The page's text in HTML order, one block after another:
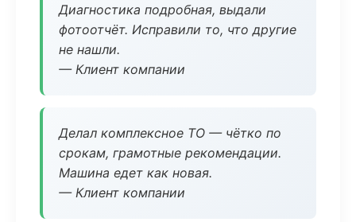
Диагностика подробная, выдали
фотоотчёт. Исправили то, что другие
не нашли.
— Клиент компании
Делал комплексное ТО — чётко по
срокам, грамотные рекомендации.
Машина едет как новая.
— Клиент компании